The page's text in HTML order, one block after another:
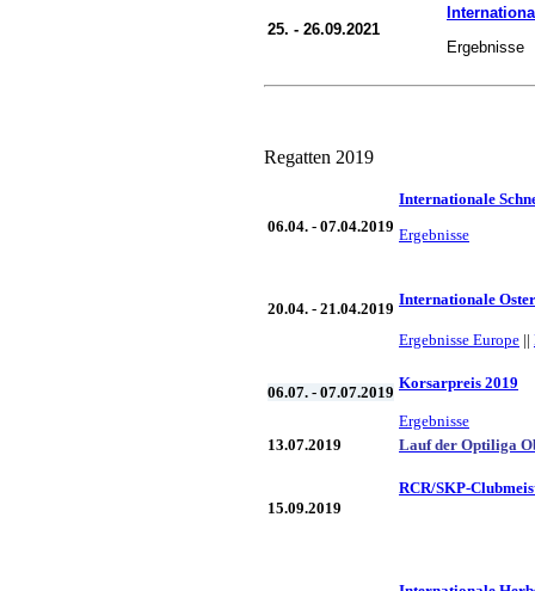
25. - 26.09.2021
Ergebnisse
Regatten 2019
06.04. - 07.04.2019
Internationale
Ergebnisse
20.04. - 21.04.2019
Internationale
Ergebnisse Europe ||
06.07. - 07.07.2019
Korsarpreis 2019
Ergebnisse
13.07.2019
Lauf der Optiliga
15.09.2019
RCR/SKP-